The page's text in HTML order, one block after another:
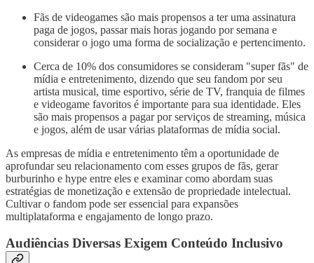
Fãs de videogames são mais propensos a ter uma assinatura
paga de jogos, passar mais horas jogando por semana e
considerar o jogo uma forma de socialização e pertencimento.
Cerca de 10% dos consumidores se consideram "super fãs" de
mídia e entretenimento, dizendo que seu fandom por seu
artista musical, time esportivo, série de TV, franquia de filmes
e videogame favoritos é importante para sua identidade. Eles
são mais propensos a pagar por serviços de streaming, música
e jogos, além de usar várias plataformas de mídia social.
As empresas de mídia e entretenimento têm a oportunidade de
aprofundar seu relacionamento com esses grupos de fãs, gerar
burburinho e hype entre eles e examinar como abordam suas
estratégias de monetização e extensão de propriedade intelectual.
Cultivar o fandom pode ser essencial para expansões
multiplataforma e engajamento de longo prazo.
Audiências Diversas Exigem Conteúdo Inclusivo